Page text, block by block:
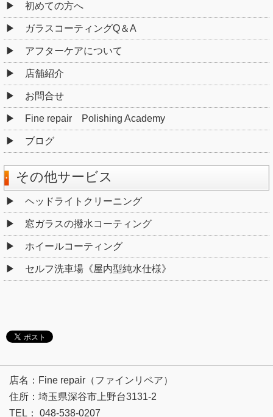
初めての方へ
ガラスコーティングQ＆A
アフターケアについて
店舗紹介
お問合せ
Fine repair Polishing Academy
ブログ
その他サービス
ヘッドライトクリーニング
窓ガラスの撥水コーティング
ホイールコーティング
セルフ洗車場《屋内型純水仕様》
店名：Fine repair（ファインリペア）
住所：埼玉県深谷市上野台3131-2
TEL： 048-538-0207